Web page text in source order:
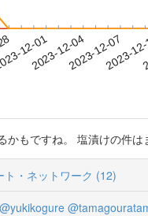
12-01
2023-12-042023-12-07
2023-
もですね。 塩漬けの件
ト・ネットワーク (12)
@yukikogure